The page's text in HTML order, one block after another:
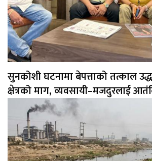
सुनकोशी घटनामा बेपत्ताको तत्काल
क्षेत्रको माग, व्यवसायी–मजदुरलाई